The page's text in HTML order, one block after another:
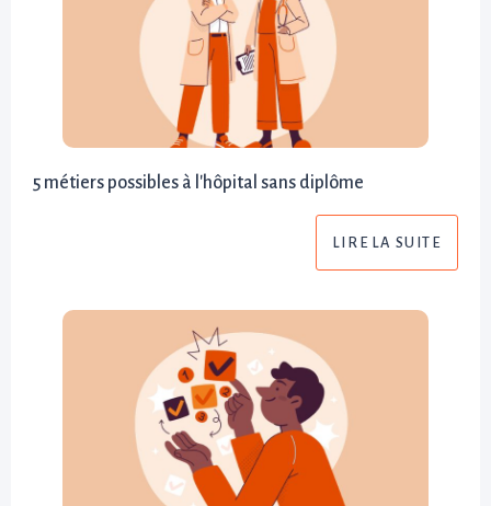
5 métiers possibles à l'hôpital sans diplôme
LIRE LA SUITE